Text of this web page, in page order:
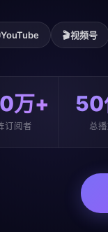
YouTube 🎬视频号
万+
订阅者
50
总